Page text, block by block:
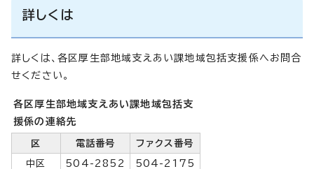
詳しくは
詳しくは、各区厚生部地域支えあい課地域包括支援係へお問合
せください。
各区厚生部地域支えあい課地域包括支
援係の連絡先
区 電話番号 ファクス番号
中区 504-2852 504-2175